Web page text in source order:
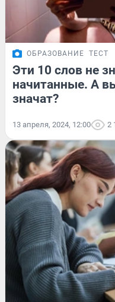
ОБРАЗОВАНИЕ ТЕСТ
Эти 10 слов не
начитанные. А
значат?
13 апреля, 2024, 12:00 2